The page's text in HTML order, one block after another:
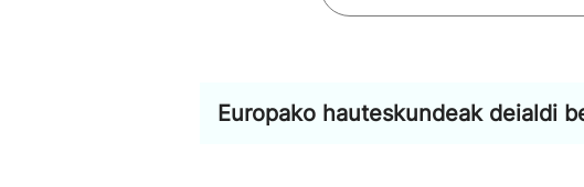
Europako hauteskundeak deialdi